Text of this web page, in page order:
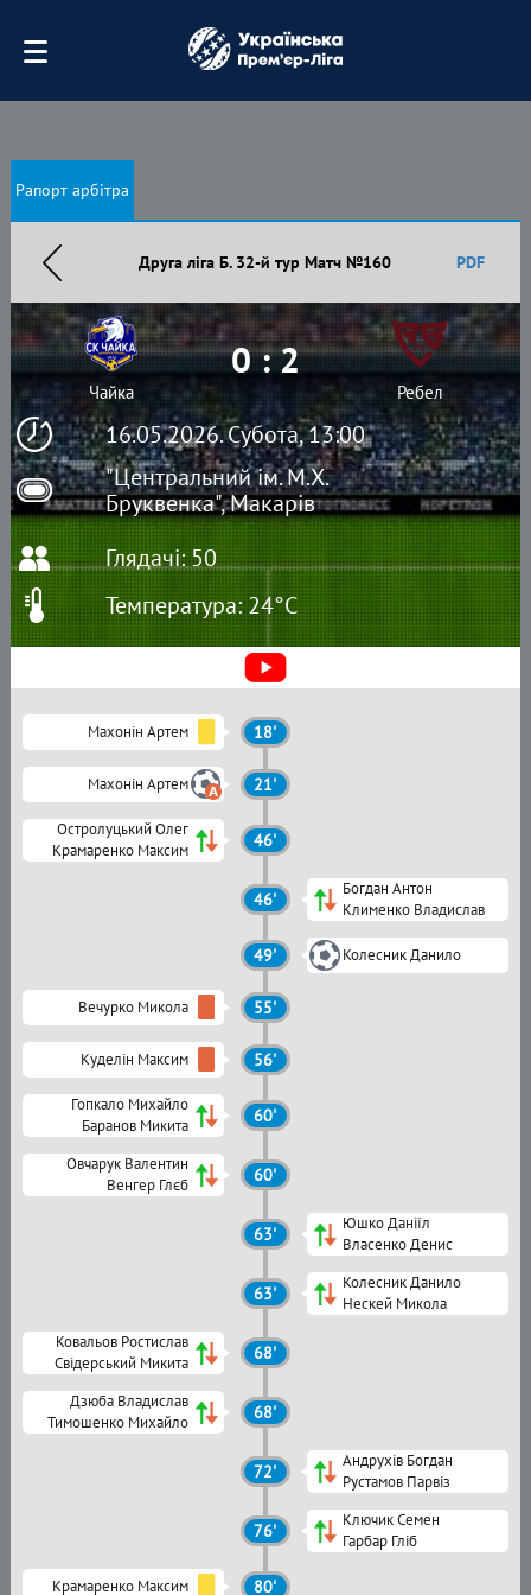
Рапорт арбітра
Друга ліга Б. 32-й тур Матч №160 PDF
16.05.2026. Субота, 13:00
"Центральний ім. М.Х.
Бруквенка", Макарів
Чайка
0 : 2
Ребел
Глядачі: 50
Температура: 24°C
Махонін Артем 18'
Махонін Артем 21'
Остролуцький Олег
Крамаренко Максим
46'
46'
Богдан Антон
Клименко Владислав
49' Колесник Данило
Вечурко Микола 55'
Куделін Максим 56'
Гопкало Михайло
Баранов Микита
60'
Овчарук Валентин
Венгер Глєб
60'
63'
Юшко Даніїл
Власенко Денис
63'
Колесник Данило
Нескей Микола
Ковальов Ростислав
Свідерський Микита
68'
Дзюба Владислав
Тимошенко Михайло
68'
72'
Андрухів Богдан
Рустамов Парвіз
76'
Ключик Семен
Гарбар Гліб
Крамаренко Максим 80'